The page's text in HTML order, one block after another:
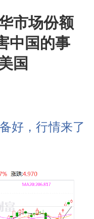
市场份额
中国的事
国
好，行情来了